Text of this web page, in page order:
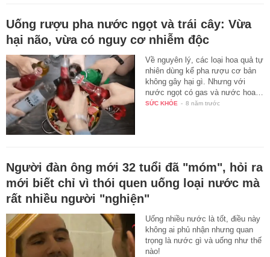
Uống rượu pha nước ngọt và trái cây: Vừa
hại não, vừa có nguy cơ nhiễm độc
Về nguyên lý, các loại hoa quả tự
nhiên dùng kể pha rượu cơ bản
không gây hại gì. Nhưng với
nước ngọt có gas và nước hoa…
SỨC KHỎE - 8 năm trước
Người đàn ông mới 32 tuổi đã "móm", hỏi ra
mới biết chỉ vì thói quen uống loại nước mà
rất nhiều người "nghiện"
Uống nhiều nước là tốt, điều này
không ai phủ nhận nhưng quan
trọng là nước gì và uống như thế
nào!